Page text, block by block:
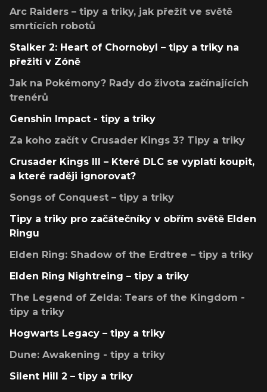
Arc Raiders – tipy a triky, jak přežít ve světě
smrtících robotů
Stalker 2: Heart of Chornobyl – tipy a triky na
přežití v Zóně
Jak na Pokémony? Rady do života začínajících
trenérů
Genshin Impact - tipy a triky
Za koho začít v Crusader Kings 3? Tipy a triky
Crusader Kings III – Které DLC se vyplatí koupit,
a které raději ignorovat?
Songs of Conquest – tipy a triky
Tipy a triky pro začátečníky v obřím světě Elden
Ringu
Elden Ring: Shadow of the Erdtree – tipy a triky
Elden Ring Nightreing – tipy a triky
The Legend of Zelda: Tears of the Kingdom -
tipy a triky
Hogwarts Legacy – tipy a triky
Dune: Awakening - tipy a triky
Silent Hill 2 – tipy a triky